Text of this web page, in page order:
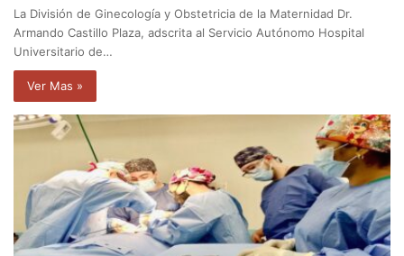
La División de Ginecología y Obstetricia de la Maternidad Dr.
Armando Castillo Plaza, adscrita al Servicio Autónomo Hospital
Universitario de…
Ver Mas »